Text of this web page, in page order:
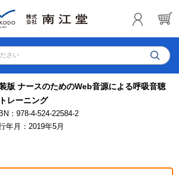
さい
版 ナースのためのWeb音源による呼吸音聴
レーニング
：978-4-524-22584-2
年月：2019年5月